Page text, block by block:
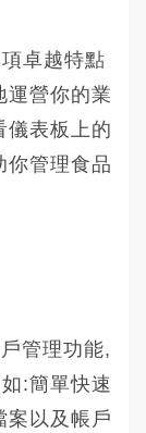
卓越特點
運營你的業
儀表板上的
你管理食品
管理功能,
:簡單快速
案以及帳戶